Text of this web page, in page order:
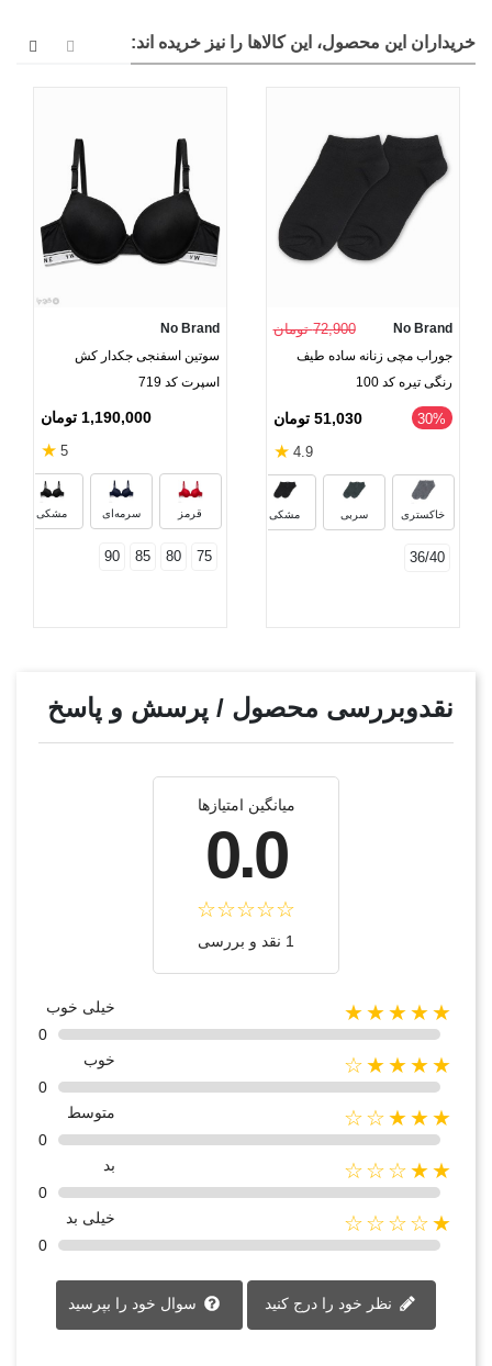
خریداران این محصول، این کالاها را نیز خریده اند:
No Brand 72,900 تومان
جوراب مچی زنانه ساده طیف
رنگی تیره کد 100
‎30% 51,030 تومان
4.9
★
خاکستری سربی مشکی
نوک مدادی خاکستری تیره
36/40
No Brand
سوتین اسفنجی جکدار کش
اسپرت کد 719
1,190,000 تومان
5
★
قرمز سرمه‌ای مشکی
75
80
85
90
نقدوبررسی محصول / پرسش و پاسخ
میانگین امتیازها
0.0
1 نقد و بررسی
★★★★★
خیلی خوب
0
★★★★☆
خوب
0
★★★☆☆
متوسط
0
★★☆☆☆
بد
0
★☆☆☆☆
خیلی بد
0
سوال خود را بپرسید